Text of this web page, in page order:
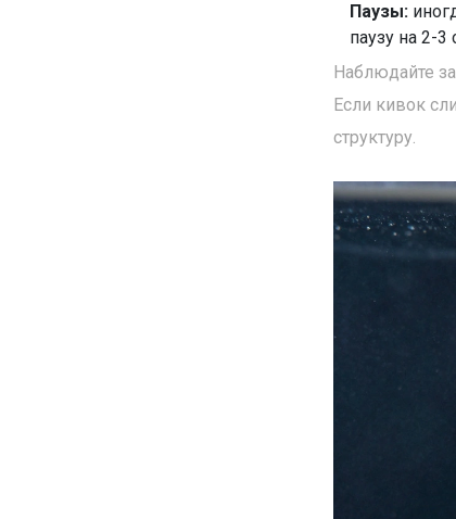
Паузы:
паузу на 2-
Наблюдайте
Если кивок
структуру.